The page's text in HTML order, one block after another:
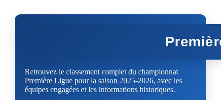
Retrouvez le classement complet du championnat
Première Ligue pour la saison 2025-2026, avec les
équipes engagées et les informations historiques.